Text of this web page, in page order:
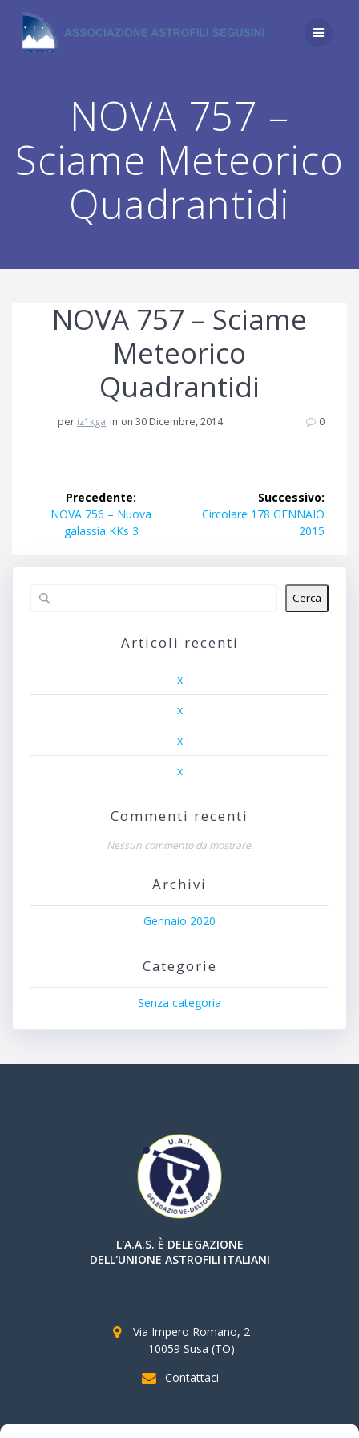
contenuto
NOVA 757 –
Sciame Meteorico
Quadrantidi
NOVA 757 – Sciame
Meteorico
Quadrantidi
per iz1kga in on 30 Dicembre, 2014 0
Navigazione
articoli
Precedente:
Articolo
precedente:
NOVA 756 – Nuova
galassia KKs 3
Successivo:
Articolo
Circolare 178 GENNAIO
2015
Cerca
Articoli recenti
x
x
x
x
Commenti recenti
Nessun commento da mostrare.
Archivi
Gennaio 2020
Categorie
Senza categoria
L'A.A.S. È DELEGAZIONE
DELL'UNIONE ASTROFILI ITALIANI
Via Impero Romano, 2
10059 Susa (TO)
Contattaci